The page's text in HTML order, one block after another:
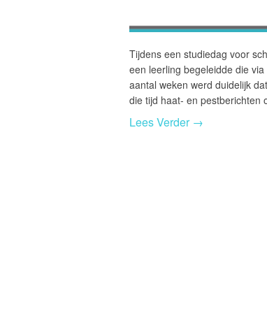
Tijdens een studiedag voor
een leerling begeleidde die
aantal weken werd duidelijk
die tijd haat- en
Lees Verder →